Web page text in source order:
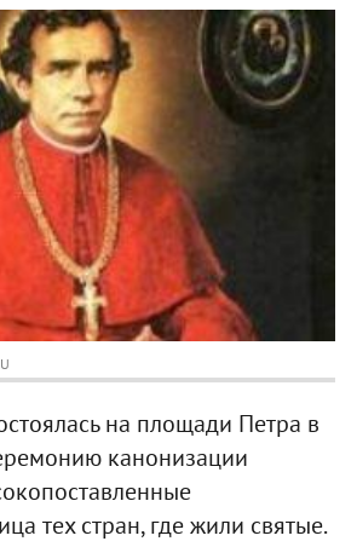
на площади Петра в
канонизации
тех стран, где жили святые.